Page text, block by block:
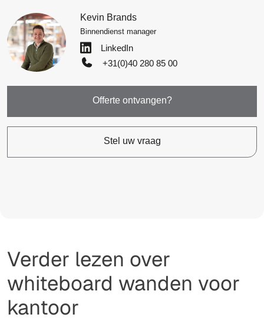
Kevin Brands
Binnendienst manager
LinkedIn
+31(0)40 280 85 00
Offerte ontvangen?
Stel uw vraag
Verder lezen over
whiteboard wanden voor
kantoor